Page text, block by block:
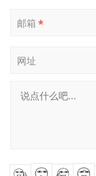
邮箱 *
网址